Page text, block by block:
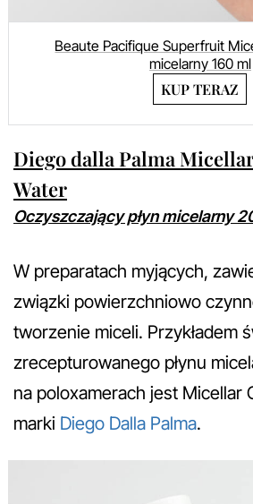
Beaute Pacifique Superfruit
micelarny 160 ml
KUP TERAZ
Diego dalla Palma
Water
Oczyszczający płyn micelarny
W preparatach myjących,
związki powierzchniowo
tworzenie miceli. Przykładem
zrecepturowanego płynu
na poloxamerach jest Micellar
marki Diego Dalla Palma.